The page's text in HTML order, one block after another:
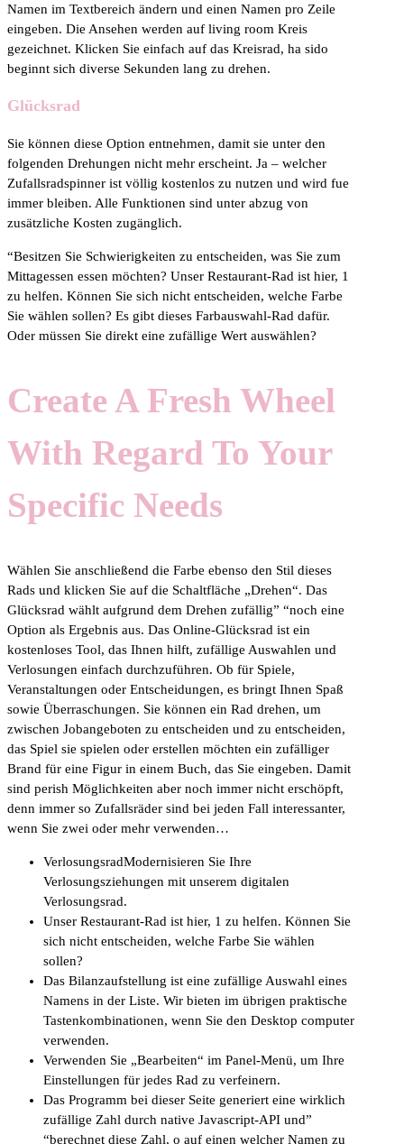
Namen im Textbereich ändern und einen Namen pro Zeile
eingeben. Die Ansehen werden auf living room Kreis
gezeichnet. Klicken Sie einfach auf das Kreisrad, ha sido
beginnt sich diverse Sekunden lang zu drehen.
Glücksrad
Sie können diese Option entnehmen, damit sie unter den
folgenden Drehungen nicht mehr erscheint. Ja – welcher
Zufallsradspinner ist völlig kostenlos zu nutzen und wird fue
immer bleiben. Alle Funktionen sind unter abzug von
zusätzliche Kosten zugänglich.
“Besitzen Sie Schwierigkeiten zu entscheiden, was Sie zum
Mittagessen essen möchten? Unser Restaurant-Rad ist hier, 1
zu helfen. Können Sie sich nicht entscheiden, welche Farbe
Sie wählen sollen? Es gibt dieses Farbauswahl-Rad dafür.
Oder müssen Sie direkt eine zufällige Wert auswählen?
Create A Fresh Wheel
With Regard To Your
Specific Needs
Wählen Sie anschließend die Farbe ebenso den Stil dieses
Rads und klicken Sie auf die Schaltfläche „Drehen“. Das
Glücksrad wählt aufgrund dem Drehen zufällig” “noch eine
Option als Ergebnis aus. Das Online-Glücksrad ist ein
kostenloses Tool, das Ihnen hilft, zufällige Auswahlen und
Verlosungen einfach durchzuführen. Ob für Spiele,
Veranstaltungen oder Entscheidungen, es bringt Ihnen Spaß
sowie Überraschungen. Sie können ein Rad drehen, um
zwischen Jobangeboten zu entscheiden und zu entscheiden,
das Spiel sie spielen oder erstellen möchten ein zufälliger
Brand für eine Figur in einem Buch, das Sie eingeben. Damit
sind perish Möglichkeiten aber noch immer nicht erschöpft,
denn immer so Zufallsräder sind bei jeden Fall interessanter,
wenn Sie zwei oder mehr verwenden…
VerlosungsradModernisieren Sie Ihre
Verlosungsziehungen mit unserem digitalen
Verlosungsrad.
Unser Restaurant-Rad ist hier, 1 zu helfen. Können Sie
sich nicht entscheiden, welche Farbe Sie wählen
sollen?
Das Bilanzaufstellung ist eine zufällige Auswahl eines
Namens in der Liste. Wir bieten im übrigen praktische
Tastenkombinationen, wenn Sie den Desktop computer
verwenden.
Verwenden Sie „Bearbeiten“ im Panel-Menü, um Ihre
Einstellungen für jedes Rad zu verfeinern.
Das Programm bei dieser Seite generiert eine wirklich
zufällige Zahl durch native Javascript-API und”
“berechnet diese Zahl, o auf einen welcher Namen zu